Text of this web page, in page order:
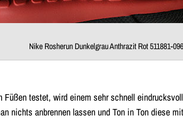
Nike Rosherun Dunkelgrau Anthrazit Rot 511881-096
testet, wird einem sehr schnell
nichts anbrennen lassen und Ton in Ton diese